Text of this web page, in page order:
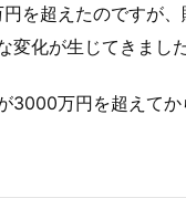
を超えたのですが
変化が生じてきました
3000万円を超えて